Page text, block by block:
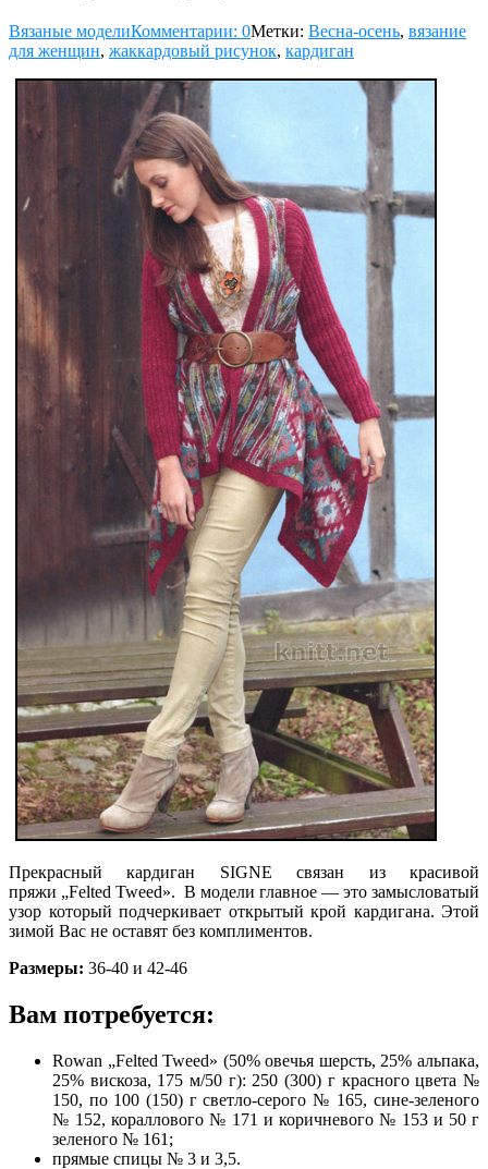
Вязаные моделиКомментарии: 0Метки: Весна-осень, вязание
для женщин, жаккардовый рисунок, кардиган
Прекрасный кардиган SIGNE связан из красивой
пряжи „Felted Tweed». В модели главное — это замысловатый
узор который подчеркивает открытый крой кардигана. Этой
зимой Вас не оставят без комплиментов.
Размеры: 36-40 и 42-46
Вам потребуется:
Rowan „Felted Tweed» (50% овечья шерсть, 25% альпака,
25% вискоза, 175 м/50 г): 250 (300) г красного цвета №
150, по 100 (150) г светло-серого № 165, сине-зеленого
№ 152, кораллового № 171 и коричневого № 153 и 50 г
зеленого № 161;
прямые спицы № 3 и 3,5.